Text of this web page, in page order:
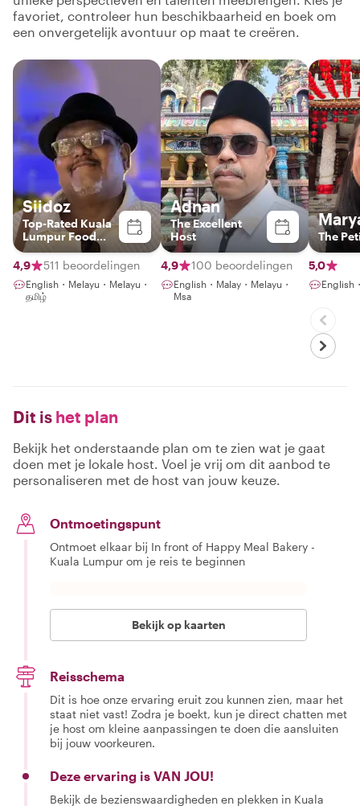
favoriet, controleer hun beschikbaarheid en boek om
een onvergetelijk avontuur op maat te creëren.
Siidoz
Top-Rated Kuala
Lumpur Food
Experience Host
4,9
511 beoordelingen
English・Melayu・Melayu・
தமிழ்
Adnan
The Excellent
Host
4,9 100 beoordelingen
English・Malay・Melayu・
Msa
The
5,0
English
Dit is het plan
Bekijk het onderstaande plan om te zien wat je gaat
doen met je lokale host. Voel je vrij om dit aanbod te
personaliseren met de host van jouw keuze.
Ontmoetingspunt
Ontmoet elkaar bij In front of Happy Meal Bakery -
Kuala Lumpur om je reis te beginnen
Bekijk op kaarten
Reisschema
Dit is hoe onze ervaring eruit zou kunnen zien, maar het
staat niet vast! Zodra je boekt, kun je direct chatten met
je host om kleine aanpassingen te doen die aansluiten
bij jouw voorkeuren.
Deze ervaring is VAN JOU!
Bekijk de bezienswaardigheden en plekken in Kuala